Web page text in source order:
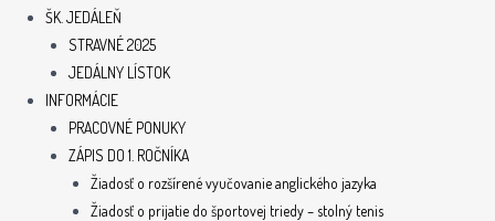
ŠK. JEDÁLEŇ
STRAVNÉ 2025
JEDÁLNY LÍSTOK
INFORMÁCIE
PRACOVNÉ PONUKY
ZÁPIS DO 1. ROČNÍKA
Žiadosť o rozšírené vyučovanie anglického jazyka
Žiadosť o prijatie do športovej triedy – stolný tenis